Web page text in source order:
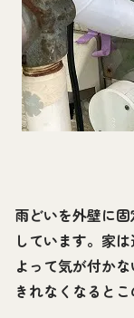
雨どいを外壁に
しています。家
よって気が付か
きれなくなると